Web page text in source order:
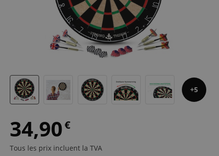
5
34,90€
Tous les prix incluent la TVA